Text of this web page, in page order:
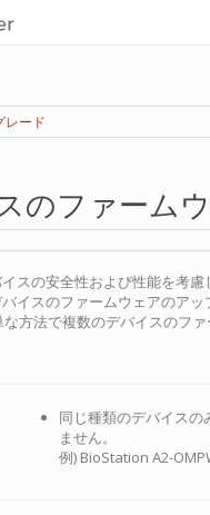
レード
のファーム
スの安全性および性能を考
イスのファームウェアのアッ
方法で複数のデバイスのフ
同じ種類のデバイス
ません。
例) BioStation A2-